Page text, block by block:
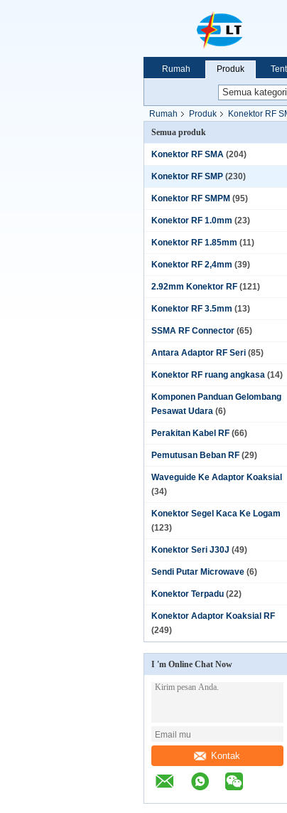
Rumah Produk
Pertunjukan VR
Rumah Produk Konektor RF
Semua produk
Konektor RF SMA (204)
Konektor RF SMP (230)
Konektor RF SMPM (95)
Konektor RF 1.0mm (23)
Konektor RF 1.85mm (11)
Konektor RF 2,4mm (39)
2.92mm Konektor RF (121)
Konektor RF 3.5mm (13)
SSMA RF Connector (65)
Antara Adaptor RF Seri (85)
Konektor RF ruang angkasa (14)
Komponen Panduan Gelombang
Pesawat Udara (6)
Perakitan Kabel RF (66)
Pemutusan Beban RF (29)
Waveguide Ke Adaptor Koaksial
(34)
Konektor Segel Kaca Ke Logam
(123)
Konektor Seri J30J (49)
Sendi Putar Microwave (6)
Konektor Terpadu (22)
Konektor Adaptor Koaksial RF
(249)
I 'm Online Chat Now
Kontak